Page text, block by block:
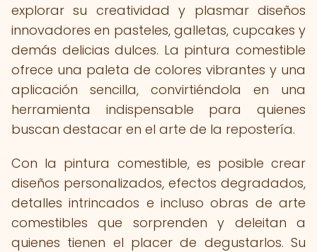
explorar su creatividad y plasmar diseños
innovadores en pasteles, galletas, cupcakes y
demás delicias dulces. La pintura comestible
ofrece una paleta de colores vibrantes y una
aplicación sencilla, convirtiéndola en una
herramienta indispensable para quienes
buscan destacar en el arte de la repostería.
Con la pintura comestible, es posible crear
diseños personalizados, efectos degradados,
detalles intrincados e incluso obras de arte
comestibles que sorprenden y deleitan a
quienes tienen el placer de degustarlos. Su